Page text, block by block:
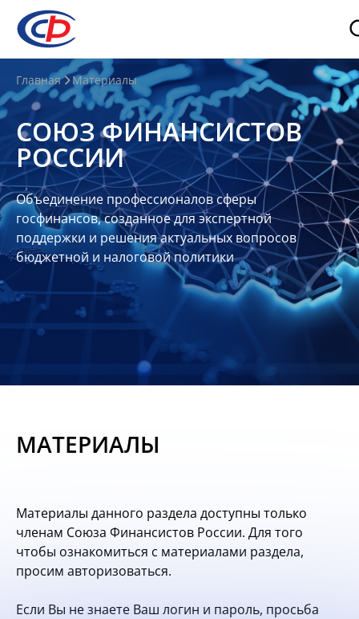
О
нас
О
СФР
Совет
Союза
Участники
Планы
отчеты
Контакты
Материалы
опытом
Вступить
Главная Материалы
СОЮЗ ФИНАНСИСТОВ
РОССИИ
Объединение профессионалов сферы
госфинансов, созданное для экспертной
поддержки и решения актуальных вопросов
бюджетной и налоговой политики
МАТЕРИАЛЫ
Материалы данного раздела доступны только
членам Союза Финансистов России. Для того
чтобы ознакомиться с материалами раздела,
просим авторизоваться.
Если Вы не знаете Ваш логин и пароль, просьба